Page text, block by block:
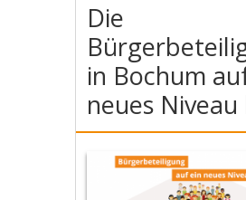
Die
in Bochum
neues